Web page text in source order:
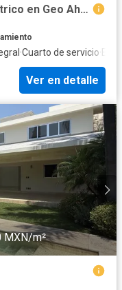
Casa en privada con porton eléctrico en Geo Ahuatlan.
·Cuarto de servicio·
Ver en detalle
MXN/m²